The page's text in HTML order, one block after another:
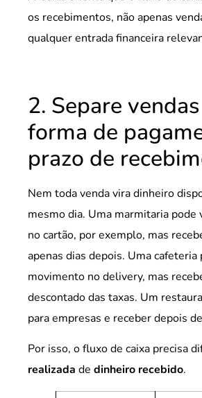
os recebimentos, não apenas
qualquer entrada financeira
2. Separe
forma de
prazo de
Nem toda venda vira dinheiro
mesmo dia. Uma marmitaria pode
no cartão, por exemplo, mas
apenas dias depois. Uma
movimento no delivery, mas
descontado das taxas. Um
para empresas e receber depois
Por isso, o fluxo de caixa precisa
realizada de dinheiro recebido.